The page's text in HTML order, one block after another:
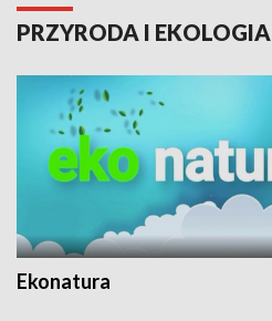
PRZYRODA I EKOLOGIA
Ekonatura